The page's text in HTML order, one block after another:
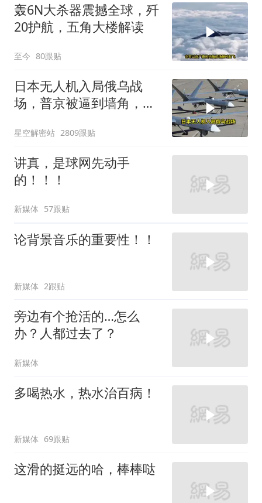
轰6N大杀器震撼全球，歼
20护航，五角大楼解读
至今 80跟贴
日本无人机入局俄乌战
场，普京被逼到墙角，这
星空解密站 2809跟贴
讲真，是球网先动手
的！！！
新媒体 57跟贴
论背景音乐的重要性！！
新媒体 2跟贴
旁边有个抢活的…怎么
办？人都过去了？
新媒体
多喝热水，热水治百病！
新媒体 69跟贴
这滑的挺远的哈，棒棒哒